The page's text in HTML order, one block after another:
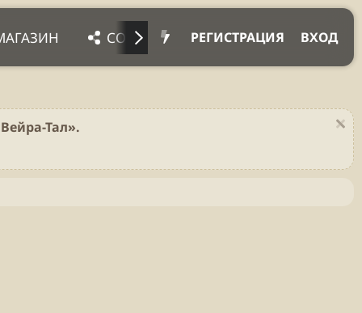
СОЦ. СЕТИ ПРОЧЕЕ ВХОД
РЕГИСТРАЦИЯ
Тал».